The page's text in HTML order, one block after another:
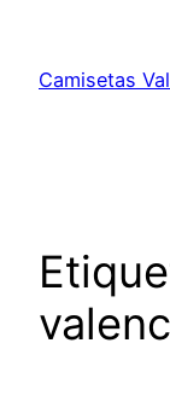
contenido
Camisetas